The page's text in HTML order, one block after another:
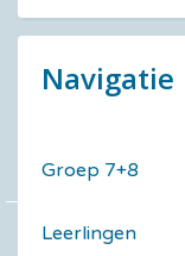
Navigatie
Groep 7+8
Leerlingen